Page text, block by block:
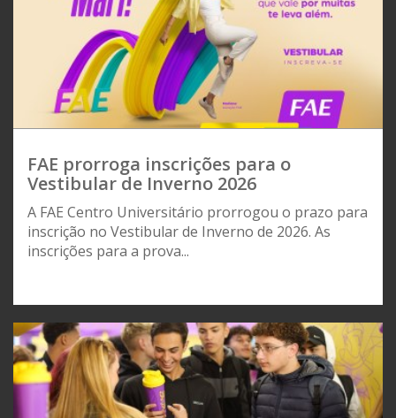
FAE prorroga inscrições para o
Vestibular de Inverno 2026
A FAE Centro Universitário prorrogou o prazo para
inscrição no Vestibular de Inverno de 2026. As
inscrições para a prova...